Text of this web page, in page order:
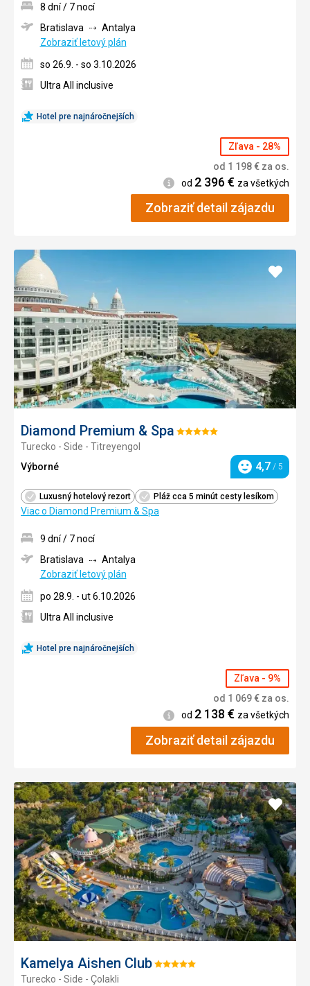
Hotel pre najnáročnejších
8 dní / 7 nocí
Bratislava
Antalya
Zobraziť letový plán
so 26.9. - so 3.10.2026
Ultra All inclusive
Zľava - 28%
od 1 198€ za os.
Informácie
od 2 396€ za všetkých
Zobraziť detail zájazdu
Diamond Premium & Spa Hodnotenie:
Turecko - Side - Titreyengol
Výborné
Hodnotenie
4,7 / 5
Luxusný hotelový rezort Pláž cca 5 minút cesty lesíkom
Viac o Diamond Premium & Spa
Pridať
Hotel pre najnáročnejších
9 dní / 7 nocí
Bratislava
Antalya
Zobraziť letový plán
po 28.9. - ut 6.10.2026
Ultra All inclusive
Zľava - 9%
od 1 069€ za os.
Informácie
od 2 138 € za všetkých
Zobraziť detail zájazdu
Kamelya Aishen ClubHodnotenie:
Turecko - Side - Çolakli
Pridať
do